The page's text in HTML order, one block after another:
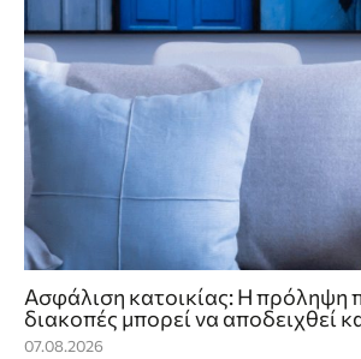
Ασφάλιση κατοικίας: Η πρόληψη
διακοπές μπορεί να αποδειχθεί
07.08.2026